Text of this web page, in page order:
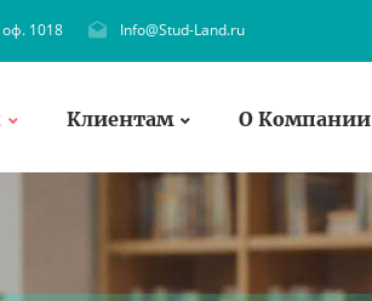
оф. 1018 Info@Stud-Land.ru
Клиентам О Компании